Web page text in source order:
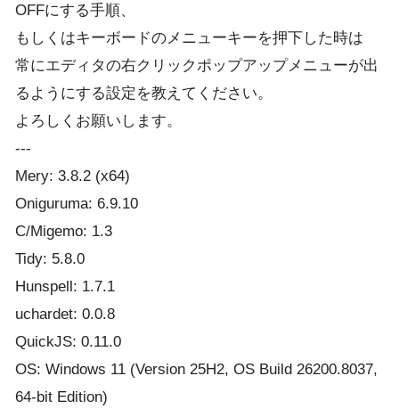
OFFにする手順、
もしくはキーボードのメニューキーを押下した時は
常にエディタの右クリックポップアップメニューが出
るようにする設定を教えてください。
よろしくお願いします。
---
Mery: 3.8.2 (x64)
Oniguruma: 6.9.10
C/Migemo: 1.3
Tidy: 5.8.0
Hunspell: 1.7.1
uchardet: 0.0.8
QuickJS: 0.11.0
OS: Windows 11 (Version 25H2, OS Build 26200.8037,
64-bit Edition)